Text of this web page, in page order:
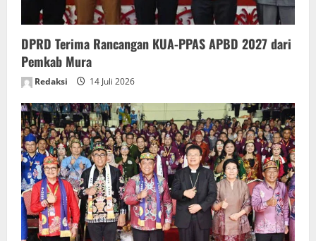
o
n
DPRD Terima Rancangan KUA-PPAS APBD 2027 dari
Pemkab Mura
Redaksi 14 Juli 2026